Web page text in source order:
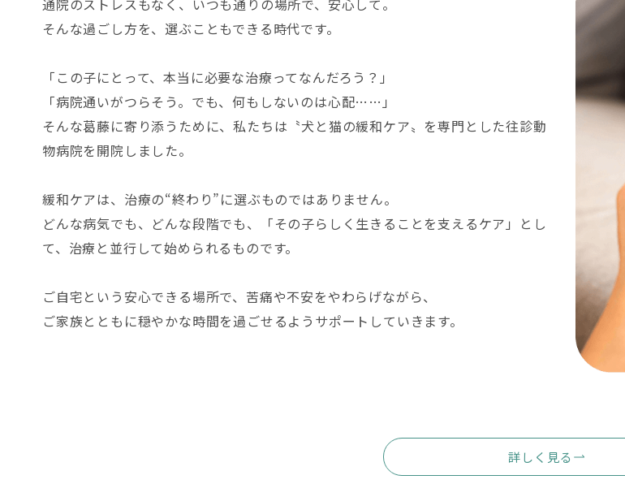
通院のストレスもなく、いつも通りの場所で、安心して。
そんな過ごし方を、選ぶこともできる時代です。
「この子にとって、本当に必要な治療ってなんだろう？」
「病院通いがつらそう。でも、何もしないのは心配……」
そんな葛藤に寄り添うために、私たちは〝犬と猫の緩和ケア〟を専門とした往診動
物病院を開院しました。
緩和ケアは、治療の“終わり”に選ぶものではありません。
どんな病気でも、どんな段階でも、「その子らしく生きることを支えるケア」とし
て、治療と並行して始められるものです。
ご自宅という安心できる場所で、苦痛や不安をやわらげながら、
ご家族とともに穏やかな時間を過ごせるようサポートしていきます。
詳しく見る